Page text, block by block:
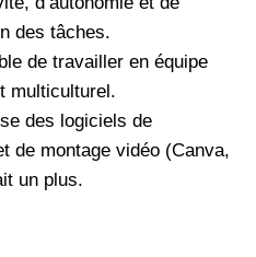
des tâches.
de travailler en équipe
multiculturel.
des logiciels de
de montage vidéo (Canva,
un plus.